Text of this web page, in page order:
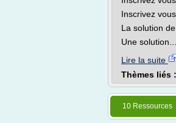
Inscrivez
La solution
Une solution...
Lire la suite
Thèmes liés :
10 Ressources